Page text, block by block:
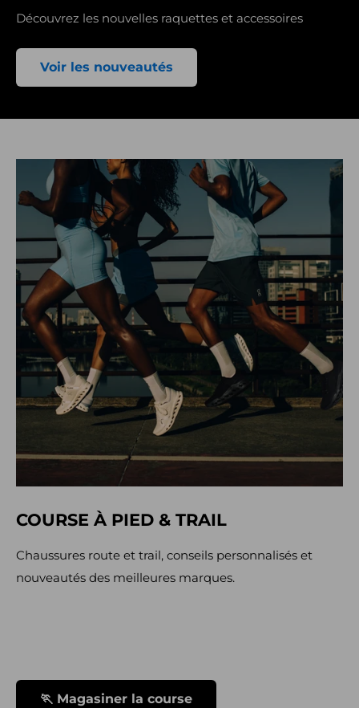
Découvrez les nouvelles raquettes et accessoires
Voir les nouveautés
COURSE À PIED & TRAIL
Chaussures route et trail, conseils personnalisés et
nouveautés des meilleures marques.
🏃 Magasiner la course